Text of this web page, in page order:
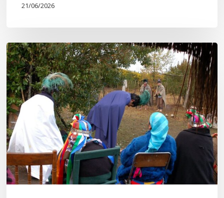
21/06/2026
Conmemoración
del
Wiñoy
Tripantü
y
la
Sociedad
Mapuche
Ancestral